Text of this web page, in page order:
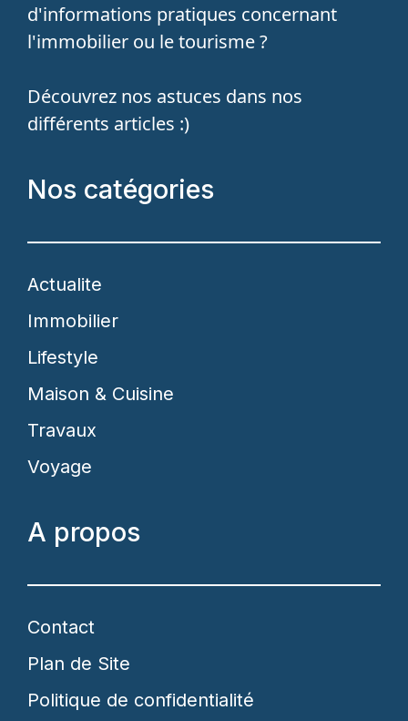
d'informations pratiques concernant
l'immobilier ou le tourisme ?
Découvrez nos astuces dans nos
différents articles :)
Nos catégories
Actualite
Immobilier
Lifestyle
Maison & Cuisine
Travaux
Voyage
A propos
Contact
Plan de Site
Politique de confidentialité